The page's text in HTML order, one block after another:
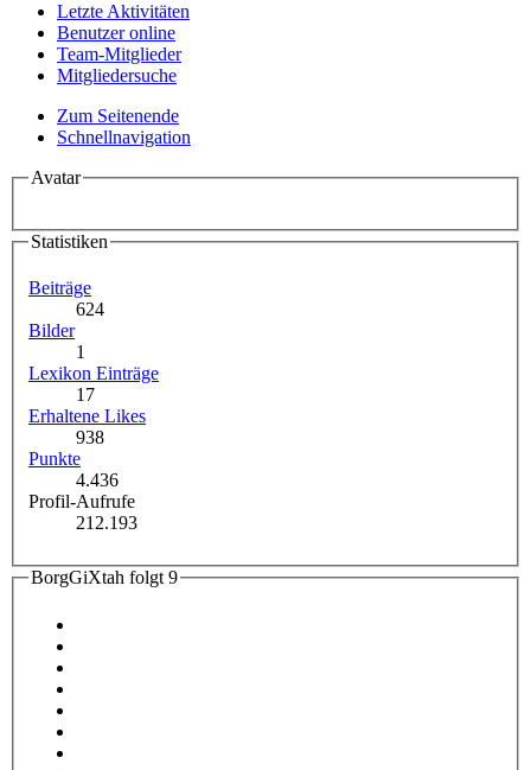
Letzte Aktivitäten
Benutzer online
Team-Mitglieder
Mitgliedersuche
Zum Seitenende
Schnellnavigation
Avatar
Statistiken
Beiträge
624
Bilder
1
Lexikon Einträge
17
Erhaltene Likes
938
Punkte
4.436
Profil-Aufrufe
212.193
BorgGiXtah folgt 9